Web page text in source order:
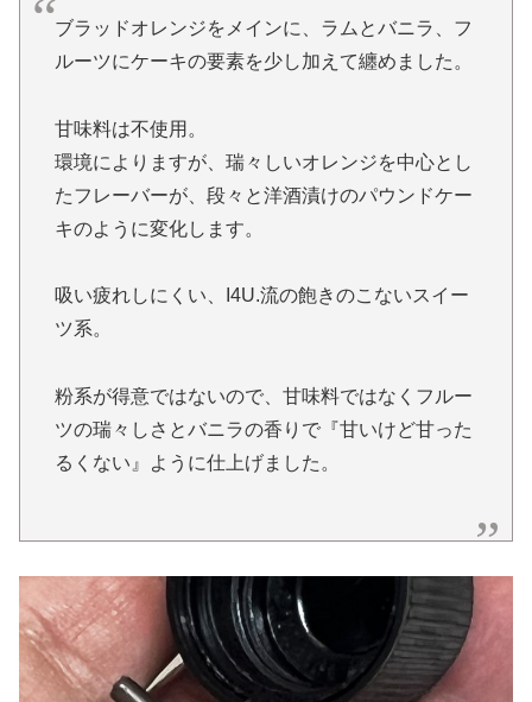
ブラッドオレンジをメインに、ラムとバニラ、フ
ルーツにケーキの要素を少し加えて纏めました。
甘味料は不使用。⁡
環境によりますが、⁡瑞々しいオレンジを中心とし
たフレーバーが、段々と洋酒漬けのパウンドケー
キのように変化します。⁡⁡
吸い疲れしにくい、I4U.流の⁡飽きのこないスイー
ツ系。⁡
粉系が得意ではないので、甘味料ではなくフルー
ツの瑞々しさとバニラの香りで『甘いけど甘った
るくない』ように仕上げました。